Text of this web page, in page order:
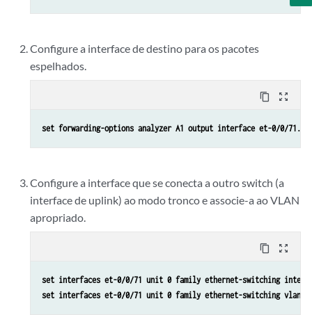
Configure a interface de destino para os pacotes
espelhados.
content_copy zoom_out_map
set forwarding-options analyzer A1 output interface et-0/0/71.0
Configure a interface que se conecta a outro switch (a
interface de uplink) ao modo tronco e associe-a ao VLAN
apropriado.
content_copy zoom_out_map
set interfaces et-0/0/71 unit 0 family ethernet-switching
set interfaces et-0/0/71 unit 0 family ethernet-switching vlan